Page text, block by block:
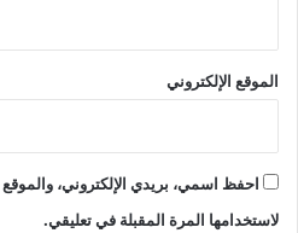
الموقع الإلكتروني
احفظ اسمي، بريدي الإلكتروني،
لاستخدامها المرة المقبلة في تعليقي.